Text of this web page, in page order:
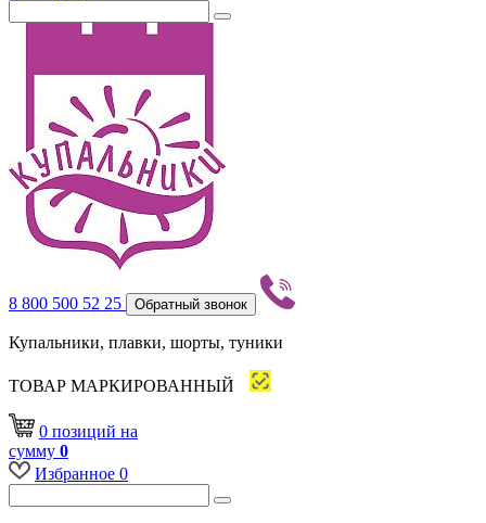
8 800 500 52 25 Обратный звонок
Купальники, плавки, шорты, туники
ТОВАР МАРКИРОВАННЫЙ
0 позиций на
сумму 0
Избранное 0